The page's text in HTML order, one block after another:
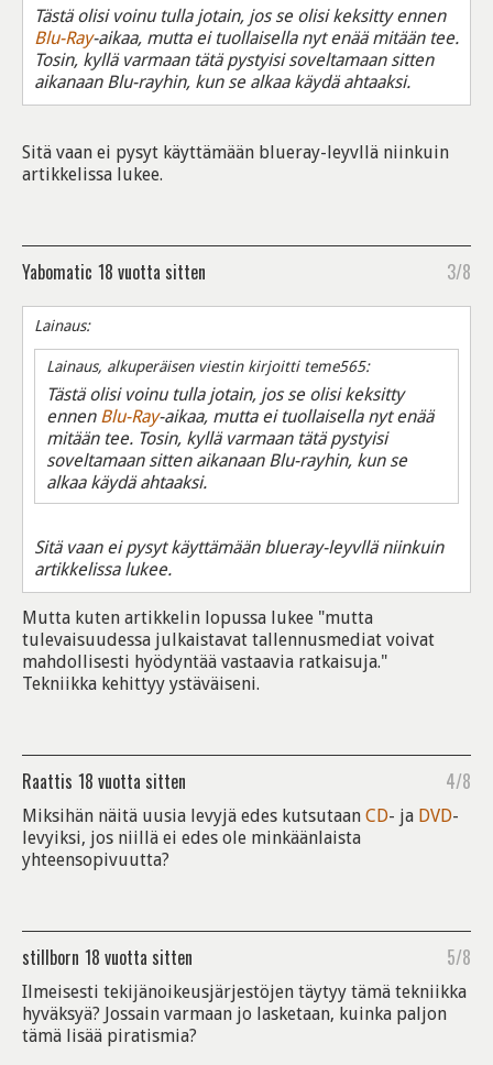
Tästä olisi voinu tulla jotain, jos se olisi keksitty ennen
Blu-Ray-aikaa, mutta ei tuollaisella nyt enää mitään tee.
Tosin, kyllä varmaan tätä pystyisi soveltamaan sitten
aikanaan Blu-rayhin, kun se alkaa käydä ahtaaksi.
Sitä vaan ei pysyt käyttämään blueray-leyvllä niinkuin
artikkelissa lukee.
Yabomatic 18 vuotta sitten 3/8
Lainaus:
Lainaus, alkuperäisen viestin kirjoitti teme565:
Tästä olisi voinu tulla jotain, jos se olisi keksitty
ennen Blu-Ray-aikaa, mutta ei tuollaisella nyt enää
mitään tee. Tosin, kyllä varmaan tätä pystyisi
soveltamaan sitten aikanaan Blu-rayhin, kun se
alkaa käydä ahtaaksi.
Sitä vaan ei pysyt käyttämään blueray-leyvllä niinkuin
artikkelissa lukee.
Mutta kuten artikkelin lopussa lukee "mutta
tulevaisuudessa julkaistavat tallennusmediat voivat
mahdollisesti hyödyntää vastaavia ratkaisuja."
Tekniikka kehittyy ystäväiseni.
Raattis 18 vuotta sitten 4/8
Miksihän näitä uusia levyjä edes kutsutaan CD- ja DVD-
levyiksi, jos niillä ei edes ole minkäänlaista
yhteensopivuutta?
stillborn 18 vuotta sitten 5/8
Ilmeisesti tekijänoikeusjärjestöjen täytyy tämä tekniikka
hyväksyä? Jossain varmaan jo lasketaan, kuinka paljon
tämä lisää piratismia?